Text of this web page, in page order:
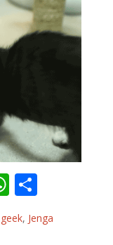
W
h
at m
, Jenga